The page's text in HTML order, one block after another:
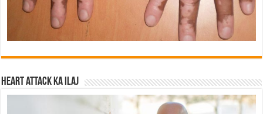
Heart attack ka ilaj